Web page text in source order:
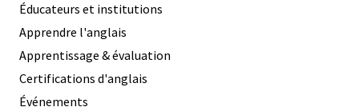
Éducateurs et institutions
Apprendre l'anglais
Apprentissage & évaluation
Certifications d'anglais
Événements